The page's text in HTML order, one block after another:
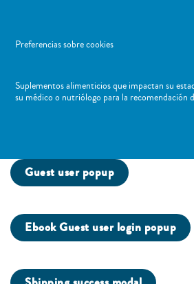
Preferencias sobre cookies
Suplementos alimenticios que impactan su
su médico o nutriólogo para la recomendación
Guest user popup
Ebook Guest user login popup